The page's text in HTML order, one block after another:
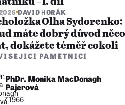
DAVID HORÁK
Olha Sydorenko:
máte dobrý důvod něco
dokážete téměř cokoli
PAMĚTNÍCI
PhDr. Monika MacDonagh
Pajerová
* 1966